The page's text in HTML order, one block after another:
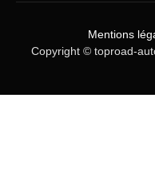
Mentions
Copyright © toproad-